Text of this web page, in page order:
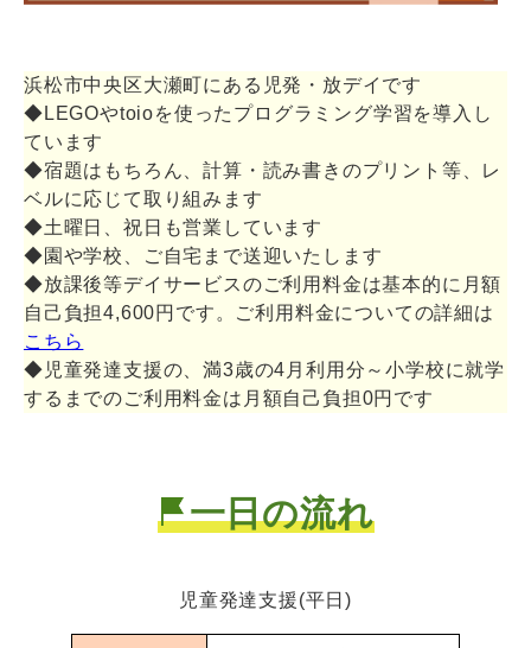
浜松市中央区大瀬町にある児発・放デイです
◆LEGOやtoioを使ったプログラミング学習を導入し
ています
◆宿題はもちろん、計算・読み書きのプリント等、レ
ベルに応じて取り組みます
◆土曜日、祝日も営業しています
◆園や学校、ご自宅まで送迎いたします
◆放課後等デイサービスのご利用料金は基本的に月額
自己負担4,600円です。ご利用料金についての詳細は
こちら
◆児童発達支援の、満3歳の4月利用分～小学校に就学
するまでのご利用料金は月額自己負担0円です
一日の流れ
児童発達支援(平日)